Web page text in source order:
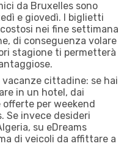
da Bruxelles sono
e giovedì. I biglietti
nei fine settimana
di conseguenza volare
stagione ti permetterà
vacanze cittadine: se hai
in un hotel, dai
per weekend
Se invece desideri
su eDreams
di veicoli da affittare a